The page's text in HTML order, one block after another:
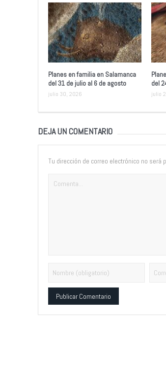
Planes en familia en Salamanca
del 31 de julio al 6 de agosto
julio 30, 2026
del
julio
DEJA UN COMENTARIO
Tu dirección de correo electrónico no será